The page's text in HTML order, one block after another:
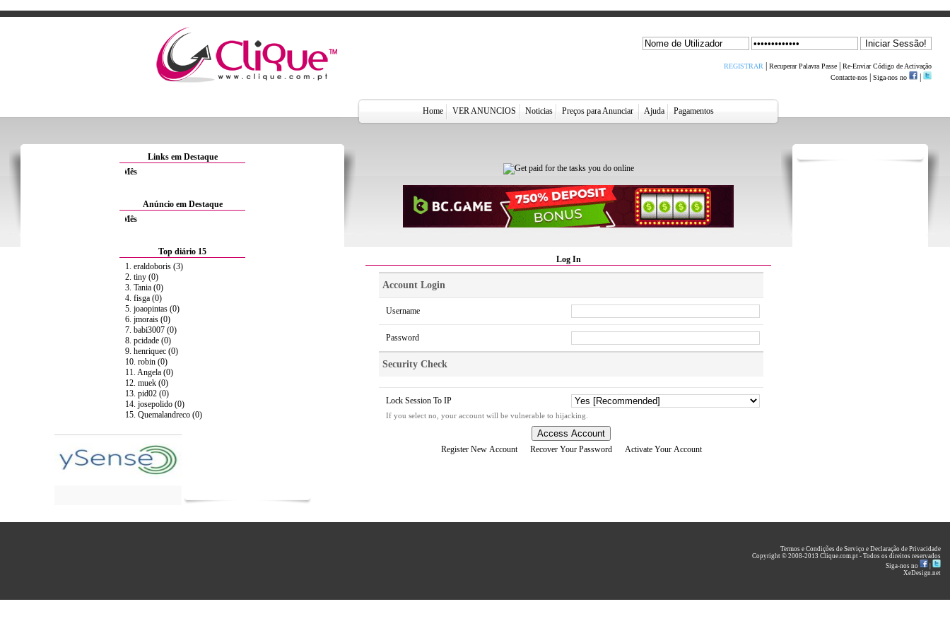
REGISTRAR Recuperar Palavra Passe
Re-Enviar Código de Activação
Contacte-nos
Siga-nos no
Home VER ANUNCIOS Noticias Preços para Anunciar Ajuda Pagamentos
Links em Destaque
Anuncie Aqui por 1.5€/Mês
Anúncio em Destaque
Anuncie Aqui por 1.5€/Mês
Top diário 15
1. eraldoboris (3)
2. tiny (0)
3. Tania (0)
4. fisga (0)
5. joaopintas (0)
6. jmorais (0)
7. babi3007 (0)
8. pcidade (0)
9. henriquec (0)
10. robin (0)
11. Angela (0)
12. muek (0)
13. pid02 (0)
14. josepolido (0)
15. Quemalandreco (0)
Log In
Account Login
Username
Password
Security Check
Lock Session To IP
If you select no, your account will be vulnerable to hijacking.
Access Account
Register New Account Recover Your Password Activate Your Account
Termos e Condições de Serviço e Declaração de Privacidade
Copyright © 2008-2013 Clique.com.pt - Todos os direitos reservados
Siga-nos no
XeDesign.net